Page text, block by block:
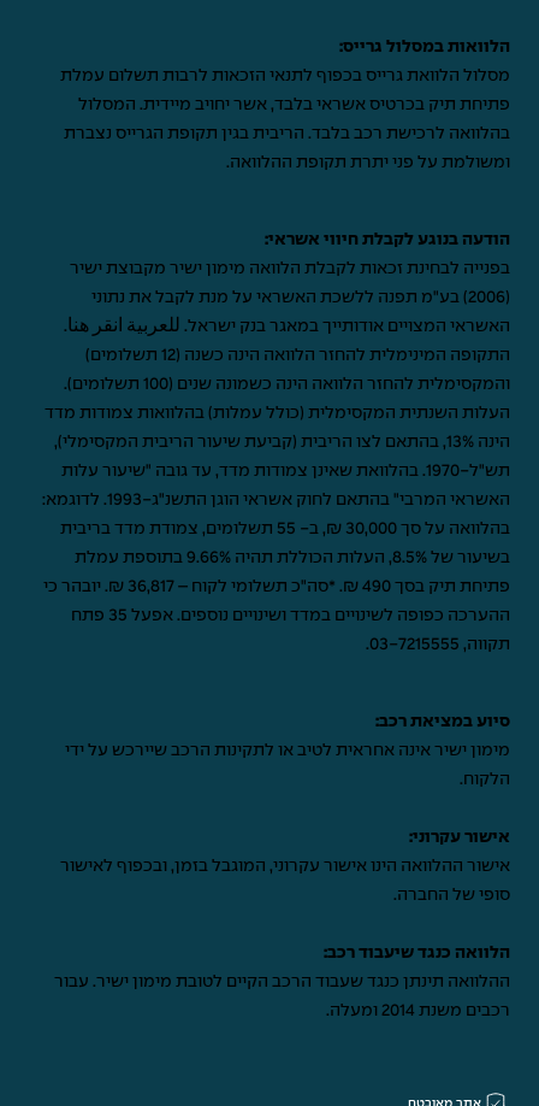
הלוואות במסלול גרייס:
מסלול הלוואת גרייס בכפוף לתנאי הזכאות לרבות תשלום עמלת
פתיחת תיק בכרטיס אשראי בלבד, אשר יחויב מיידית. המסלול
בהלוואה לרכישת רכב בלבד. הריבית בגין תקופת הגרייס נצברת
ומשולמת על פני יתרת תקופת ההלוואה.
הודעה בנוגע לקבלת חיווי אשראי:
בפנייה לבחינת זכאות לקבלת הלוואה מימון ישיר מקבוצת ישיר
(2006) בע"מ תפנה ללשכת האשראי על מנת לקבל את נתוני
האשראי המצויים אודותייך במאגר בנק ישראל. للعربية انقر هنا.
התקופה המינימלית להחזר הלוואה הינה כשנה (12 תשלומים)
והמקסימלית להחזר הלוואה הינה כשמונה שנים (100 תשלומים).
העלות השנתית המקסימלית (כולל עמלות) בהלוואות צמודות מדד
הינה 13%, בהתאם לצו הריבית (קביעת שיעור הריבית המקסימלי),
תש"ל-1970. בהלוואת שאינן צמודות מדד, עד גובה "שיעור עלות
האשראי המרבי" בהתאם לחוק אשראי הוגן התשנ"ג-1993. לדוגמא:
בהלוואה על סך 30,000 ₪, ב- 55 תשלומים, צמודת מדד בריבית
בשיעור של 8.5%, העלות הכוללת תהיה 9.66% בתוספת עמלת
פתיחת תיק בסך 490 ₪. *סה"כ תשלומי לקוח – 36,817 ₪. יובהר כי
ההערכה כפופה לשינויים במדד ושינויים נוספים. אפעל 35 פתח
תקווה, 03-7215555
.
סיוע במציאת רכב:
מימון ישיר אינה אחראית לטיב או לתקינות הרכב שיירכש על ידי
הלקוח.
אישור עקרוני:
אישור ההלוואה הינו אישור עקרוני, המוגבל בזמן, ובכפוף לאישור
סופי של החברה.
הלוואה כנגד שיעבוד רכב:
ההלוואה תינתן כנגד שעבוד הרכב הקיים לטובת מימון ישיר. עבור
רכבים משנת 2014 ומעלה.